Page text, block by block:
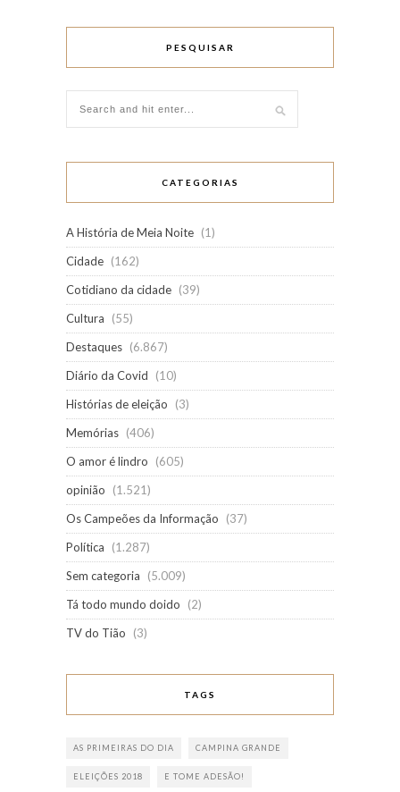
PESQUISAR
CATEGORIAS
A História de Meia Noite (1)
Cidade (162)
Cotidiano da cidade (39)
Cultura
(55)
Destaques (6.867)
Diário da Covid
(10)
Histórias de eleição
(3)
Memórias (406)
O amor é lindro
(605)
opinião
(1.521)
Os Campeões da Informação
(37)
Política
(1.287)
Sem categoria
(5.009)
Tá todo mundo doido
(2)
TV do Tião
(3)
TAGS
AS PRIMEIRAS DO DIA CAMPINA GRANDE
ELEIÇÕES 2018 E TOME ADESÃO!